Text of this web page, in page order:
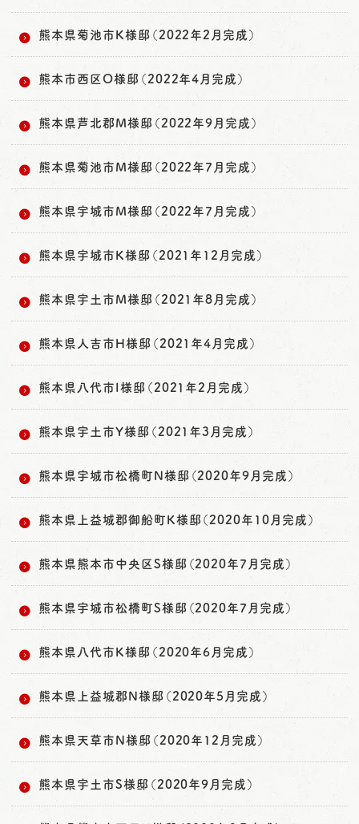
熊本県菊池市K様邸（2022年2月完成）
熊本市西区O様邸（2022年4月完成）
熊本県芦北郡M様邸（2022年9月完成）
熊本県菊池市M様邸（2022年7月完成）
熊本県宇城市M様邸（2022年7月完成）
熊本県宇城市K様邸（2021年12月完成）
熊本県宇土市M様邸（2021年8月完成）
熊本県人吉市H様邸（2021年4月完成）
熊本県八代市I様邸（2021年2月完成）
熊本県宇土市Y様邸（2021年3月完成）
熊本県宇城市松橋町N様邸（2020年9月完成）
熊本県上益城郡御船町K様邸（2020年10月完成）
熊本県熊本市中央区S様邸（2020年7月完成）
熊本県宇城市松橋町S様邸（2020年7月完成）
熊本県八代市K様邸（2020年6月完成）
熊本県上益城郡N様邸（2020年5月完成）
熊本県天草市N様邸（2020年12月完成）
熊本県宇土市S様邸（2020年9月完成）